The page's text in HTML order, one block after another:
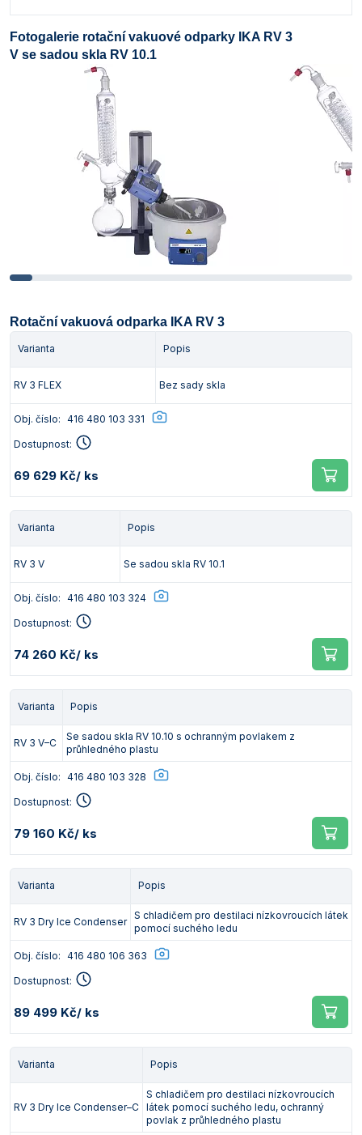
Fotogalerie rotační vakuové odparky IKA RV 3
V se sadou skla RV 10.1
Rotační vakuová odparka IKA RV 3
Varianta Popis
RV 3 FLEX Bez sady skla
Obj. číslo: 416 480 103 331
Dostupnost:
69 629 Kč/ ks
Varianta Popis
RV 3 V Se sadou skla RV 10.1
Obj. číslo: 416 480 103 324
Dostupnost:
74 260 Kč/ ks
Varianta Popis
RV 3 V–C
Se sadou skla RV 10.10 s ochranným povlakem z
průhledného plastu
Obj. číslo: 416 480 103 328
Dostupnost:
79 160 Kč/ ks
Varianta Popis
RV 3 Dry Ice Condenser
S chladičem pro destilaci nízkovroucích látek
pomocí suchého ledu
Obj. číslo: 416 480 106 363
Dostupnost:
89 499 Kč/ ks
Varianta Popis
RV 3 Dry Ice Condenser–C
S chladičem pro destilaci nízkovroucích
látek pomocí suchého ledu, ochranný
povlak z průhledného plastu